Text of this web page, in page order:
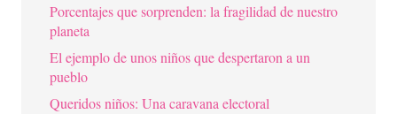
Porcentajes que sorprenden: la fragilidad de nuestro
planeta
El ejemplo de unos niños que despertaron a un
pueblo
Queridos niños: Una caravana electoral